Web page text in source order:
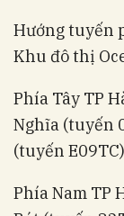
Hướng tuyến
Khu đô thị
Phía Tây TP
Nghĩa (tuyến
(tuyến
Phía Nam TP